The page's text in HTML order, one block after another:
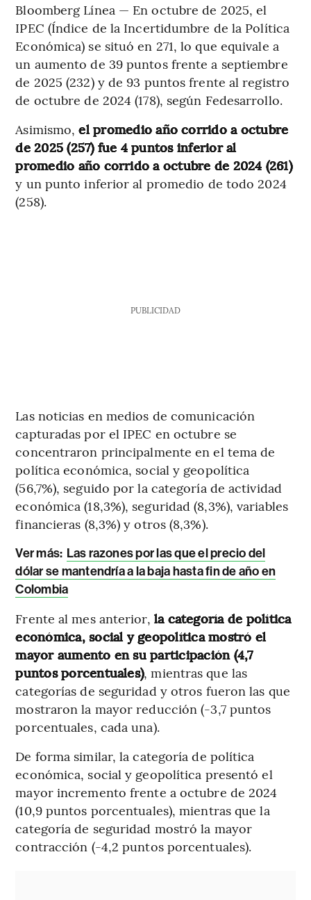
Bloomberg Línea — En octubre de 2025, el
IPEC (Índice de la Incertidumbre de la Política
Económica) se situó en 271, lo que equivale a
un aumento de 39 puntos frente a septiembre
de 2025 (232) y de 93 puntos frente al registro
de octubre de 2024 (178), según Fedesarrollo.
Asimismo,el promedio año corrido a octubre
de 2025 (257) fue 4 puntos inferior al
promedio año corrido a octubre de 2024 (261)
y un punto inferior al promedio de todo 2024
(258).
PUBLICIDAD
Las noticias en medios de comunicación
capturadas por el IPEC en octubre se
concentraron principalmente en el tema de
política económica, social y geopolítica
(56,7%), seguido por la categoría de actividad
económica (18,3%), seguridad (8,3%), variables
financieras (8,3%) y otros (8,3%).
Ver más: Las razones por las que el precio del
dólar se mantendría a la baja hasta fin de año en
Colombia
Frente al mes anterior, la categoría de política
económica, social y geopolítica mostró el
mayor aumento en su participación (4,7
puntos porcentuales), mientras que las
categorías de seguridad y otros fueron las que
mostraron la mayor reducción (-3,7 puntos
porcentuales, cada una).
De forma similar, la categoría de política
económica, social y geopolítica presentó el
mayor incremento frente a octubre de 2024
(10,9 puntos porcentuales), mientras que la
categoría de seguridad mostró la mayor
contracción (-4,2 puntos porcentuales).